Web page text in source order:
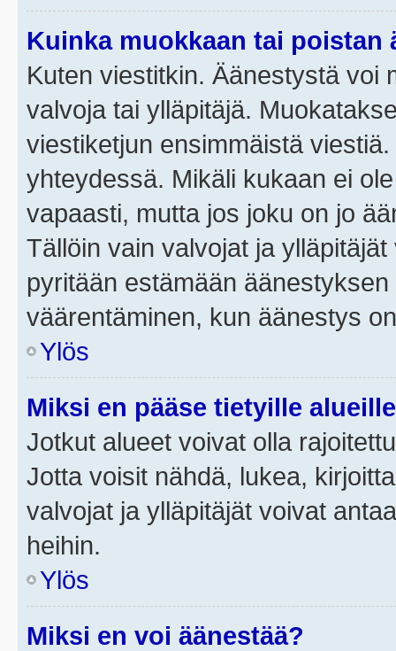
Kuinka muokkaan tai poistan
Kuten viestitkin. Äänestystä voi
valvoja tai ylläpitäjä.
viestiketjun ensimmäistä
yhteydessä. Mikäli kukaan ei
vapaasti, mutta jos joku on jo
Tällöin vain valvojat ja
pyritään estämään
väärentäminen, kun äänestys
Ylös
Miksi en pääse tietyille
Jotkut alueet voivat olla
Jotta voisit nähdä, lukea,
valvojat ja ylläpitäjät voivat
heihin.
Ylös
Miksi en voi äänestää?